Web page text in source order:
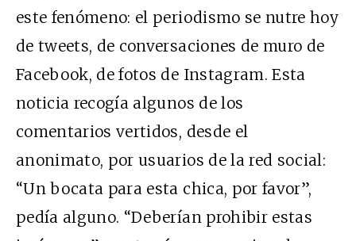
este fenómeno: el periodismo se nutre hoy
de tweets, de conversaciones de muro de
Facebook, de fotos de Instagram. Esta
noticia recogía algunos de los
comentarios vertidos, desde el
anonimato, por usuarios de la red social:
“Un bocata para esta chica, por favor”,
pedía alguno. “Deberían prohibir estas